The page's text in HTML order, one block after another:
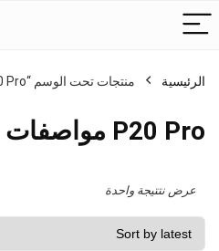
الرئيسية منتجات تحت الوسم “P20 Pro مواصفات”
P20 Pro مواصفات
عرض نتتيجة واحدة